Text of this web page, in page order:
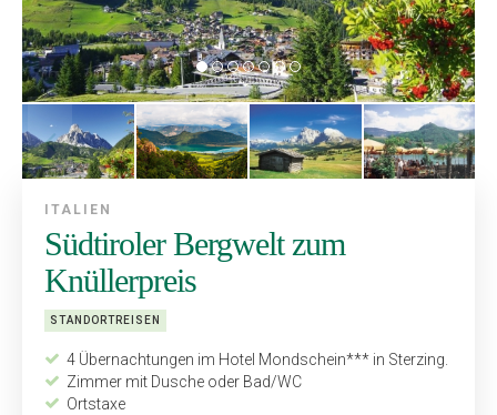
ITALIEN
Südtiroler Bergwelt zum
Knüllerpreis
STANDORTREISEN
4 Übernachtungen im Hotel Mondschein*** in Sterzing.
Zimmer mit Dusche oder Bad/WC
Ortstaxe